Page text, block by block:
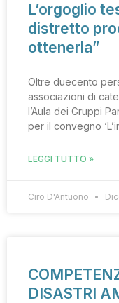
L’orgoglio
distretto
ottenerla”
Oltre duecento
associazioni di
l’Aula dei Gruppi
per il convegno
LEGGI TUTTO »
Ciro D'Antuono
DISASTRI